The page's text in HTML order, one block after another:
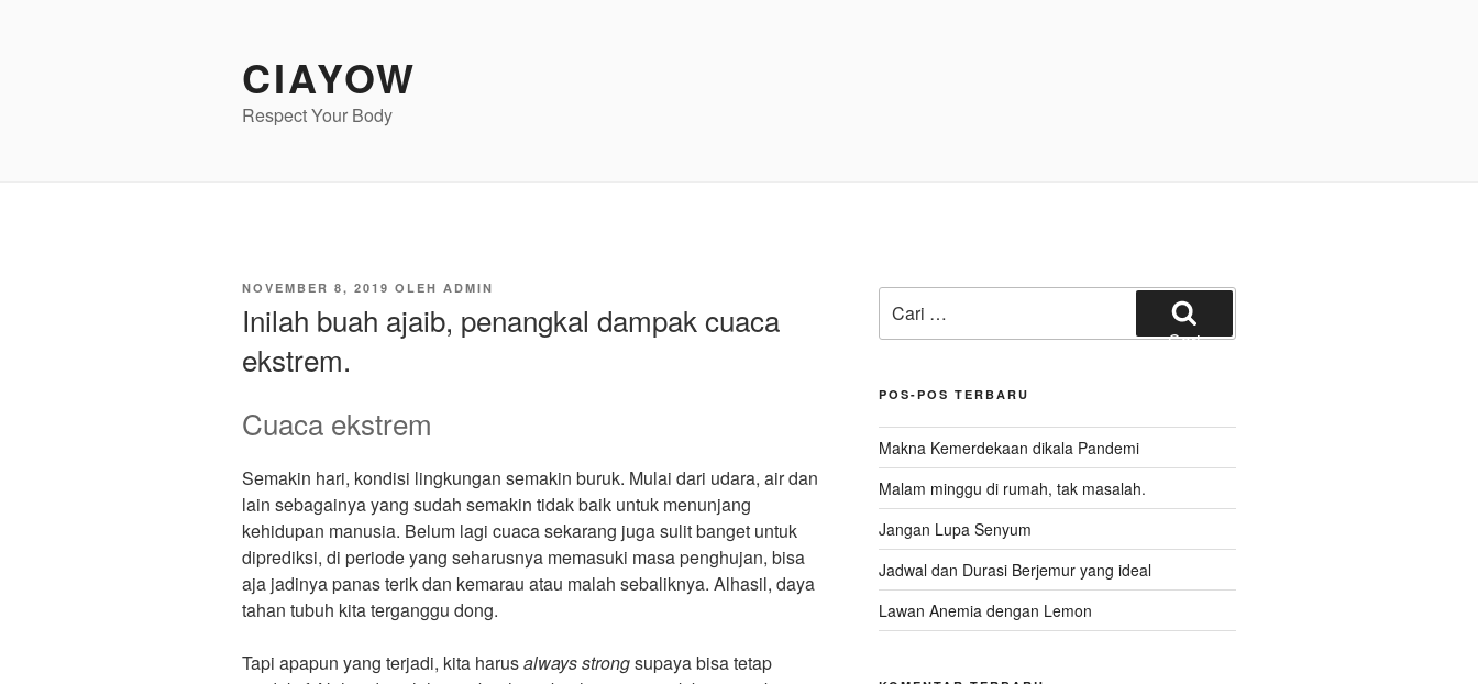
CIAYOW
Respect Your Body
DIPOSKAN
NOVEMBER 8, 2019 OLEH ADMIN
Inilah buah ajaib, penangkal dampak cuaca
ekstrem.
Cuaca ekstrem
Semakin hari, kondisi lingkungan semakin buruk. Mulai dari udara, air dan
lain sebagainya yang sudah semakin tidak baik untuk menunjang
kehidupan manusia. Belum lagi cuaca sekarang juga sulit banget untuk
diprediksi, di periode yang seharusnya memasuki masa penghujan, bisa
aja jadinya panas terik dan kemarau atau malah sebaliknya. Alhasil, daya
tahan tubuh kita terganggu dong.
Tapi apapun yang terjadi, kita harusalways strongsupaya bisa tetap
untuk:
Cari
POS-POS TERBARU
Makna Kemerdekaan dikala Pandemi
Malam minggu di rumah, tak masalah.
Jangan Lupa Senyum
Jadwal dan Durasi Berjemur yang ideal
Lawan Anemia dengan Lemon